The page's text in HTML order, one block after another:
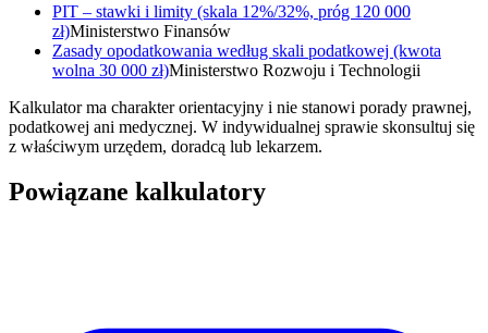
PIT – stawki i limity (skala 12%/32%, próg 120 000
zł)Ministerstwo Finansów
Zasady opodatkowania według skali podatkowej (kwota
wolna 30 000 zł)Ministerstwo Rozwoju i Technologii
Kalkulator ma charakter orientacyjny i nie stanowi porady prawnej,
podatkowej ani medycznej. W indywidualnej sprawie skonsultuj się
z właściwym urzędem, doradcą lub lekarzem.
Powiązane kalkulatory